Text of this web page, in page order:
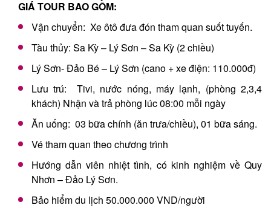
GIÁ TOUR BAO GỒM:
Vận chuyển: Xe ôtô đưa đón tham quan suốt tuyến.
Tàu thủy: Sa Kỳ – Lý Sơn – Sa Kỳ (2 chiều)
Lý Sơn- Đảo Bé – Lý Sơn (cano + xe điện: 110.000đ)
Lưu trú: Tivi, nước nóng, máy lạnh, (phòng 2,3,4
khách) Nhận và trả phòng lúc 08:00 mỗi ngày
Ăn uống: 03 bữa chính (ăn trưa/chiều), 01 bữa sáng.
Vé tham quan theo chương trình
Hướng dẫn viên nhiệt tình, có kinh nghiệm về Quy
Nhơn – Đảo Lý Sơn.
Bảo hiểm du lịch 50.000.000 VND/người